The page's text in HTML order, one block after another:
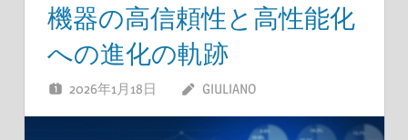
機器の高信頼性と高性能化
への進化の軌跡
2026年1月18日 GIULIANO